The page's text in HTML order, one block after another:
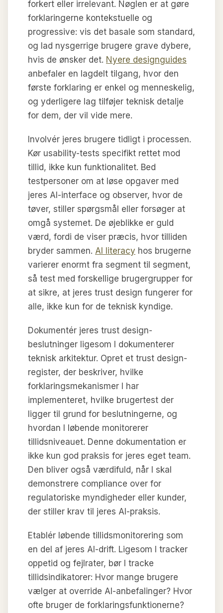
forkert eller irrelevant. Nøglen er at gøre
forklaringerne kontekstuelle og
progressive: vis det basale som standard,
og lad nysgerrige brugere grave dybere,
hvis de ønsker det. Nyere designguides
anbefaler en lagdelt tilgang, hvor den
første forklaring er enkel og menneskelig,
og yderligere lag tilføjer teknisk detalje
for dem, der vil vide mere.
Involvér jeres brugere tidligt i processen.
Kør usability-tests specifikt rettet mod
tillid, ikke kun funktionalitet. Bed
testpersoner om at løse opgaver med
jeres AI-interface og observer, hvor de
tøver, stiller spørgsmål eller forsøger at
omgå systemet. De øjeblikke er guld
værd, fordi de viser præcis, hvor tilliden
bryder sammen. AI literacy hos brugerne
varierer enormt fra segment til segment,
så test med forskellige brugergrupper for
at sikre, at jeres trust design fungerer for
alle, ikke kun for de teknisk kyndige.
Dokumentér jeres trust design-
beslutninger ligesom I dokumenterer
teknisk arkitektur. Opret et trust design-
register, der beskriver, hvilke
forklaringsmekanismer I har
implementeret, hvilke brugertest der
ligger til grund for beslutningerne, og
hvordan I løbende monitorerer
tillidsniveauet. Denne dokumentation er
ikke kun god praksis for jeres eget team.
Den bliver også værdifuld, når I skal
demonstrere compliance over for
regulatoriske myndigheder eller kunder,
der stiller krav til jeres AI-praksis.
Etablér løbende tillidsmonitorering som
en del af jeres AI-drift. Ligesom I tracker
oppetid og fejlrater, bør I tracke
tillidsindikatorer: Hvor mange brugere
vælger at override AI-anbefalinger? Hvor
ofte bruger de forklaringsfunktionerne?